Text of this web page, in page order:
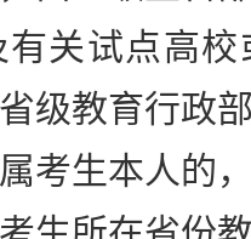
关试点高
级教育行政
考生本人的